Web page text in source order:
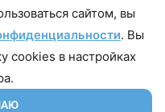
Магомаев Тимур Нухович.
vestiskfo@gmail.com По
т Насрутдинова, д. 1а. Все
полных материалов
только при условии
сайтом, вы
. Вы
cookies в настройках